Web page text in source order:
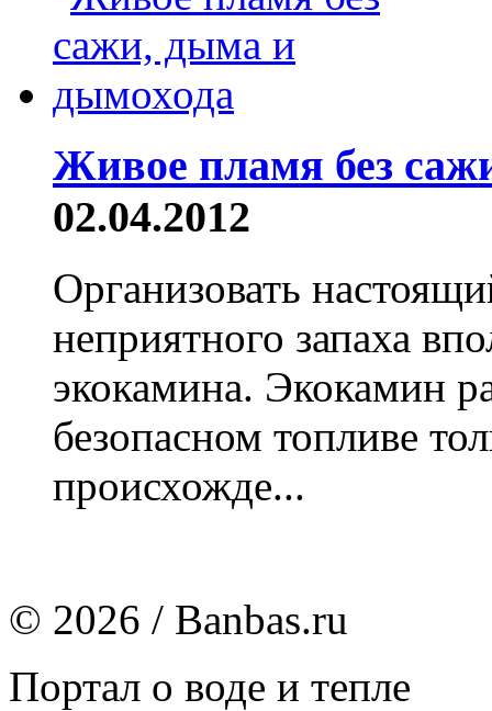
Живое пламя без
02.04.2012
Организовать
неприятного запаха
экокамина. Экокамин
безопасном топливе
происхожде...
© 2026 / Banbas.ru
Портал о воде и тепле